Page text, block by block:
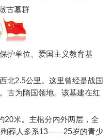
护单位、爱国主义教育基
2.5公里。这里曾经是战国
古为隋国领地。该墓建在红
米。主棺分内外两层，全
殉葬人多系13——25岁的青少